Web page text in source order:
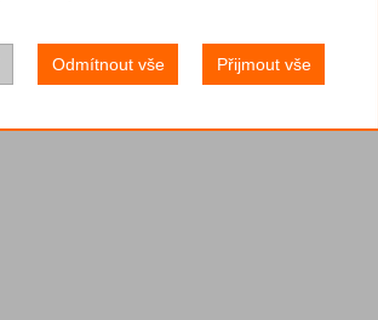
Odmítnout vše Přijmout vše